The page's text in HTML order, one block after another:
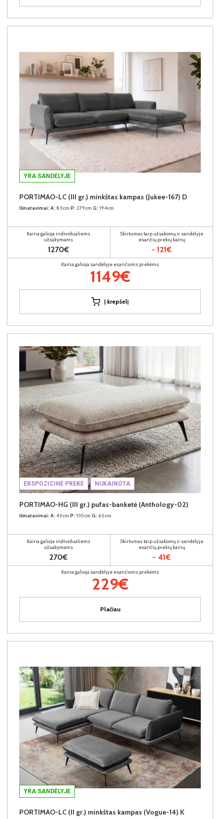
YRA SANDĖLYJE
PORTIMAO-LC (III gr.) minkštas kampas (Jukee-167) D
Išmatavimai: A: 83cm P: 279cm G: 194cm
Kaina galioja individualiems
užsakymams
1270€
Skirtumas tarp užsakomų ir sandėlyje
esančių prekių kainų
- 121€
Kaina galioja sandėlyje esančioms prekėms
1149€
Į krepšelį
EKSPOZICINĖ PREKĖ NUKAINOTA
PORTIMAO-HG (III gr.) pufas-banketė (Anthology-02)
Išmatavimai: A: 43cm P: 110cm G: 65cm
Kaina galioja individualiems
užsakymams
270€
Skirtumas tarp užsakomų ir sandėlyje
esančių prekių kainų
- 41€
Kaina galioja sandėlyje esančioms prekėms
229€
Plačiau
YRA SANDĖLYJE
PORTIMAO-LC (II gr.) minkštas kampas (Vogue-14) K